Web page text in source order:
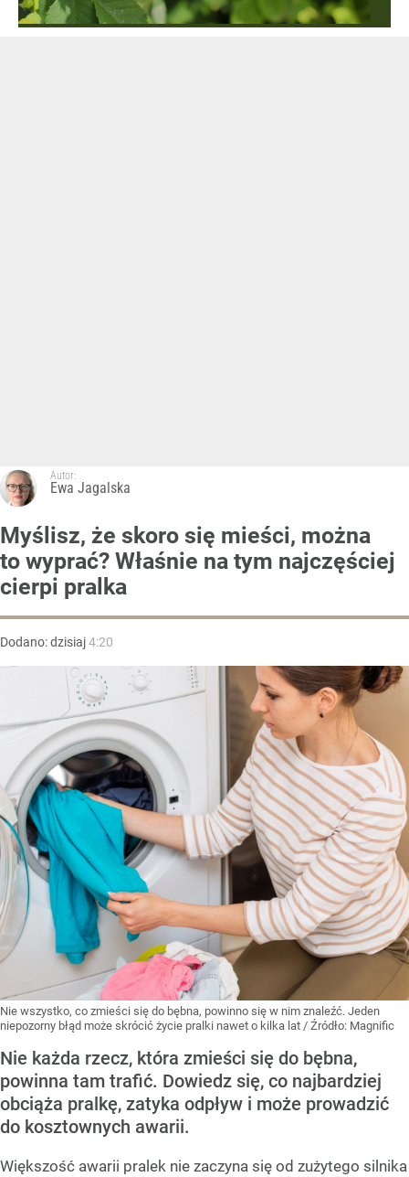
Autor:
Ewa Jagalska
Myślisz, że skoro się mieści, można
to wyprać? Właśnie na tym najczęściej
cierpi pralka
Dodano:dzisiaj4:20
Nie wszystko, co zmieści się do bębna, powinno się w nim znaleźć. Jeden
niepozorny błąd może skrócić życie pralki nawet o kilka lat / Źródło: Magnific
Nie każda rzecz, która zmieści się do bębna,
powinna tam trafić. Dowiedz się, co najbardziej
obciąża pralkę, zatyka odpływ i może prowadzić
do kosztownych awarii.
Większość awarii pralek nie zaczyna się od zużytego silnika